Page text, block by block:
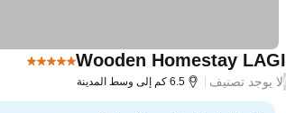
Wooden Homestay LAGI5 عدد النجوم
/لا يوجد تصنيف 6.5 كم إلى وسط المدينة